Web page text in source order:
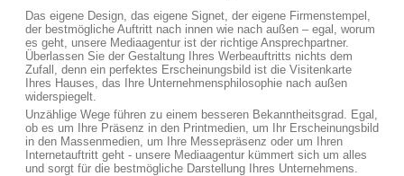
Das eigene Design, das eigene Signet, der eigene Firmenstempel,
der bestmögliche Auftritt nach innen wie nach außen – egal, worum
es geht, unsere Mediaagentur ist der richtige Ansprechpartner.
Überlassen Sie der Gestaltung Ihres Werbeauftritts nichts dem
Zufall, denn ein perfektes Erscheinungsbild ist die Visitenkarte
Ihres Hauses, das Ihre Unternehmensphilosophie nach außen
widerspiegelt.
Unzählige Wege führen zu einem besseren Bekanntheitsgrad. Egal,
ob es um Ihre Präsenz in den Printmedien, um Ihr Erscheinungsbild
in den Massenmedien, um Ihre Messepräsenz oder um Ihren
Internetauftritt geht - unsere Mediaagentur kümmert sich um alles
und sorgt für die bestmögliche Darstellung Ihres Unternehmens.